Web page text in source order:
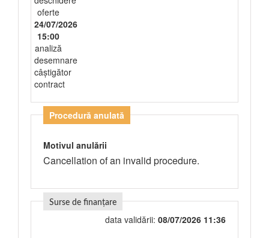
oferte
24/07/2026
15:00
analiză
desemnare
câștigător
contract
Procedură anulată
Motivul anulării
Cancellation of an invalid procedure.
Surse de finanțare
data validării: 08/07/2026 11:36